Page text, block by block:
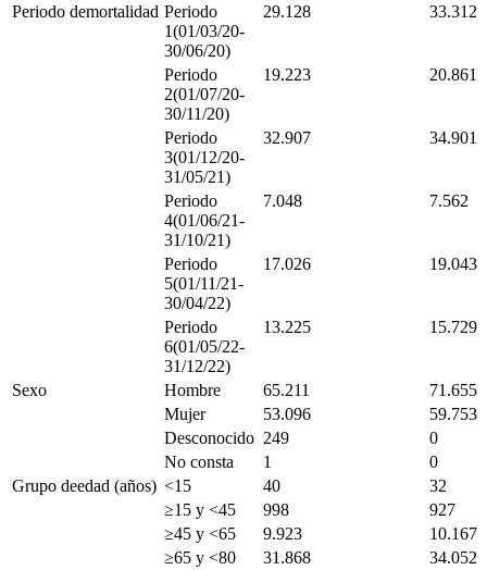
Periodo demortalidad Periodo
1(01/03/20-
30/06/20)
29.128 33.312
Periodo
2(01/07/20-
30/11/20)
19.223 20.861
Periodo
3(01/12/20-
31/05/21)
32.907 34.901
Periodo
4(01/06/21-
31/10/21)
7.048 7.562
Periodo
5(01/11/21-
30/04/22)
17.026 19.043
Periodo
6(01/05/22-
31/12/22)
13.225 15.729
Sexo Hombre 65.211
71.655
Mujer
53.096
59.753
Desconocido 249
0
No consta
1
0
Grupo deedad (años) <15 40
32
≥15 y <45 998
927
≥45 y <65 9.923
10.167
≥65 y <80 31.868
34.052